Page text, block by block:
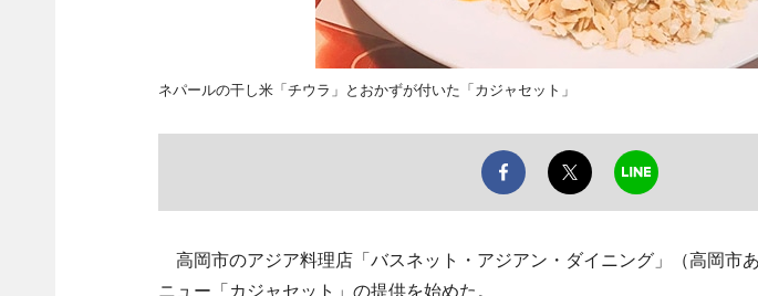
ネパールの干し米「チウラ」とおかずが付いた「カジャセット」
高岡市のアジア料理店「バスネット・アジアン・ダイニング」（高岡市
ニュー「カジャセット」の提供を始めた。